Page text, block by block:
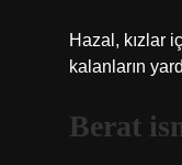
Hazal, kızlar
kalanların
Berat